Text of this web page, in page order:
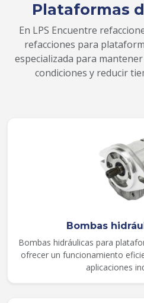
Plataformas
En LPS Encuentre
refacciones para
especializada para
condiciones y reducir
Bombas
Bombas hidráulicas para
ofrecer un funcionamiento
aplicaciones